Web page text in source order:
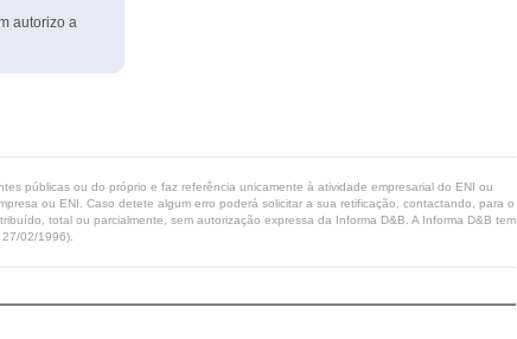
autorizo a
públicas ou do próprio e faz referência unicamente à atividade empresarial do ENI ou
ou ENI. Caso detete algum erro poderá solicitar a sua retificação, contactando, para o
total ou parcialmente, sem autorização expressa da Informa D&B. A Informa D&B tem
02/1996).